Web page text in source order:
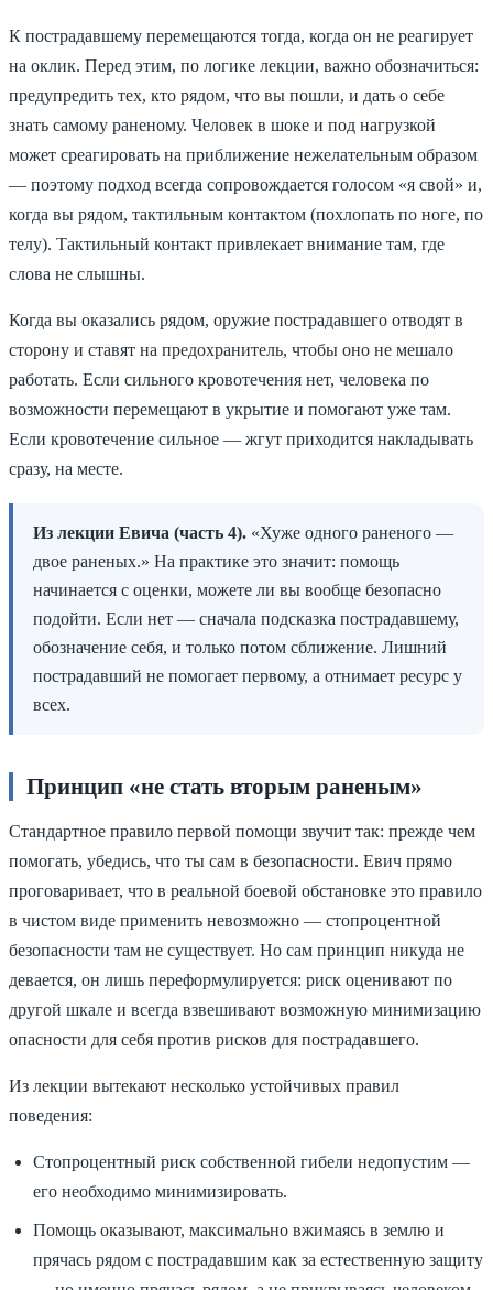
К пострадавшему перемещаются тогда, когда он не реагирует
на оклик. Перед этим, по логике лекции, важно обозначиться:
предупредить тех, кто рядом, что вы пошли, и дать о себе
знать самому раненому. Человек в шоке и под нагрузкой
может среагировать на приближение нежелательным образом
— поэтому подход всегда сопровождается голосом «я свой» и,
когда вы рядом, тактильным контактом (похлопать по ноге, по
телу). Тактильный контакт привлекает внимание там, где
слова не слышны.
Когда вы оказались рядом, оружие пострадавшего отводят в
сторону и ставят на предохранитель, чтобы оно не мешало
работать. Если сильного кровотечения нет, человека по
возможности перемещают в укрытие и помогают уже там.
Если кровотечение сильное — жгут приходится накладывать
сразу, на месте.
Из лекции Евича (часть 4). «Хуже одного раненого —
двое раненых.» На практике это значит: помощь
начинается с оценки, можете ли вы вообще безопасно
подойти. Если нет — сначала подсказка пострадавшему,
обозначение себя, и только потом сближение. Лишний
пострадавший не помогает первому, а отнимает ресурс у
всех.
Принцип «не стать вторым раненым»
Стандартное правило первой помощи звучит так: прежде чем
помогать, убедись, что ты сам в безопасности. Евич прямо
проговаривает, что в реальной боевой обстановке это правило
в чистом виде применить невозможно — стопроцентной
безопасности там не существует. Но сам принцип никуда не
девается, он лишь переформулируется: риск оценивают по
другой шкале и всегда взвешивают возможную минимизацию
опасности для себя против рисков для пострадавшего.
Из лекции вытекают несколько устойчивых правил
поведения:
Стопроцентный риск собственной гибели недопустим —
его необходимо минимизировать.
Помощь оказывают, максимально вжимаясь в землю и
прячась рядом с пострадавшим как за естественную защиту